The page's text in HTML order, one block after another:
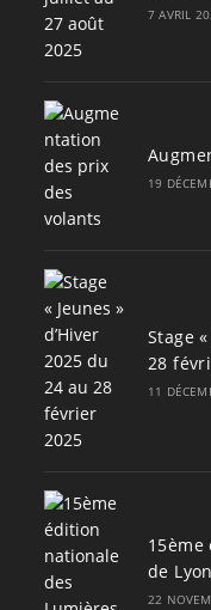
7 AVRIL
19
Stage
28
11
de Lyon
22